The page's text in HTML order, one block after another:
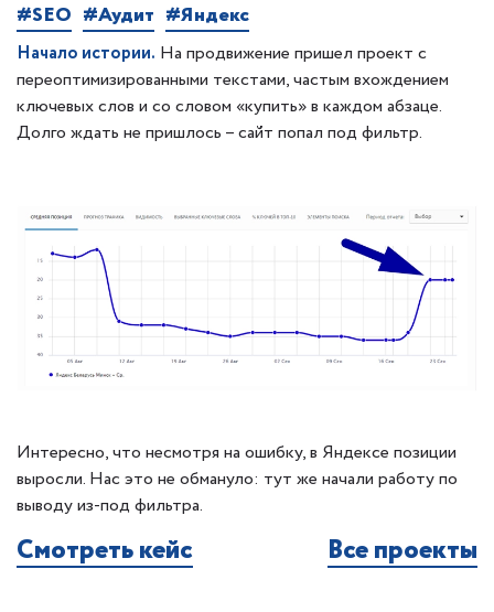
#SEO #Аудит #Яндекс
Начало истории. На продвижение пришел проект с
переоптимизированными текстами, частым вхождением
ключевых слов и со словом «купить» в каждом абзаце.
Долго ждать не пришлось – сайт попал под фильтр.
Интересно, что несмотря на ошибку, в Яндексе позиции
выросли. Нас это не обмануло: тут же начали работу по
выводу из-под фильтра.
Смотреть кейс Все проекты